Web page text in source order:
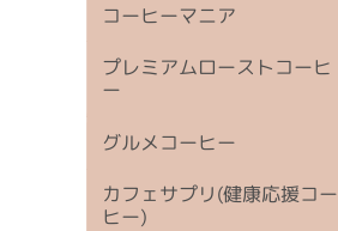
コーヒーマニア
プレミアムローストコーヒ
ー
グルメコーヒー
カフェサプリ(健康応援コー
ヒー)